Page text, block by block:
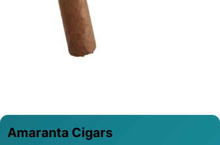
Amaranta Cigars